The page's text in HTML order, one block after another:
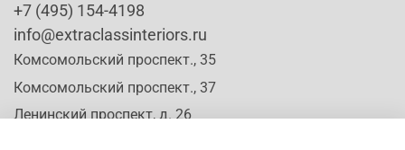
+7 (495) 154-4198
info@extraclassinteriors.ru
Комсомольский проспект., 35
Комсомольский проспект., 37
Ленинский проспект, д. 26